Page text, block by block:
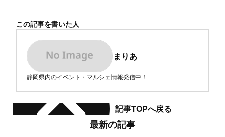
この記事を書いた人
まりあ
静岡県内のイベント・マルシェ情報発信中！
記事TOPへ戻る
最新の記事